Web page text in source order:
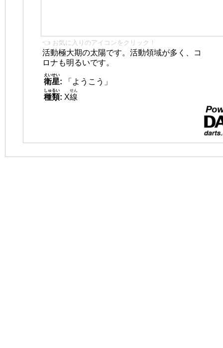
👈 お気に入りのアイコンをクリック！
活動極大期の太陽です。活動領域が多く、コ
ロナも明るいです。
衛星
えいせい
:
「ようこう」
種類
しゅるい
: X線
せん